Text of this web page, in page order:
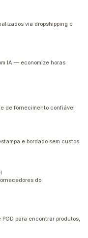
via dropshipping e
IA — economize horas
de fornecimento confiável
e bordado sem custos
do
para encontrar produtos,